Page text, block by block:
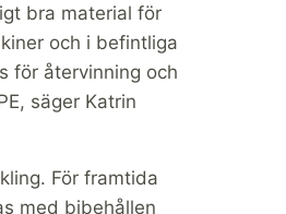
bra material för
och i befintliga
för återvinning och
säger Katrin
För framtida
med bibehållen